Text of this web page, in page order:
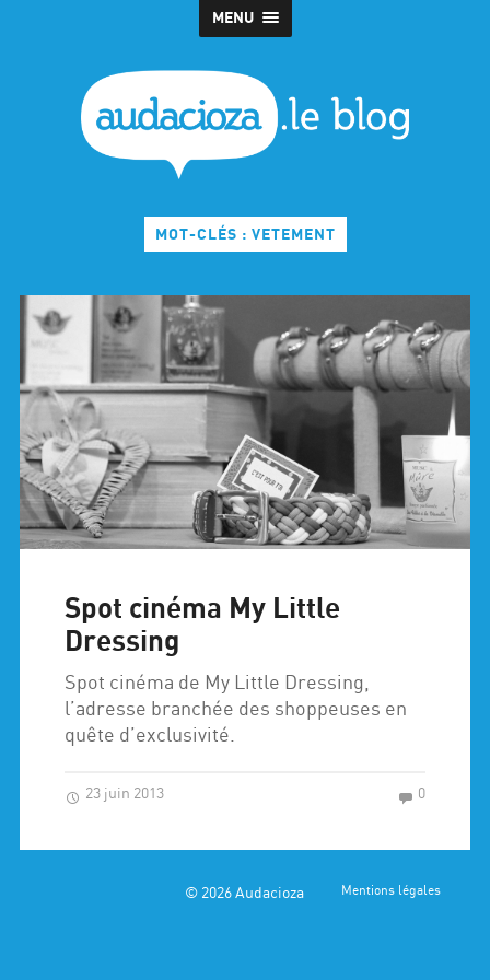
MENU
MOT-CLÉS : VETEMENT
Spot cinéma My Little
Dressing
Spot cinéma de My Little Dressing,
l’adresse branchée des shoppeuses en
quête d’exclusivité.
23 juin 2013 0
© 2026Audacioza Mentions légales